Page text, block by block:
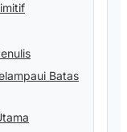
Batas